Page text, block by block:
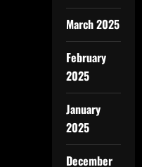
March 2025
February
2025
January
2025
December